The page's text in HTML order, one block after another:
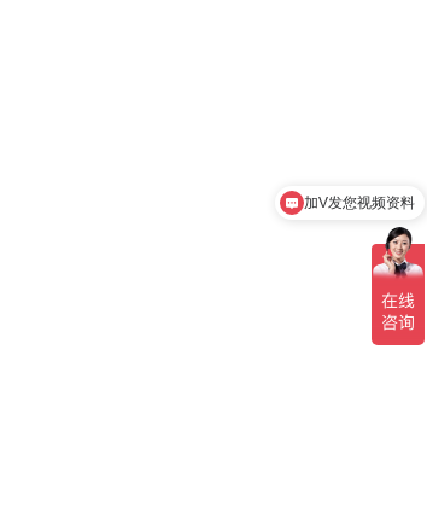
预约看房享专属优惠